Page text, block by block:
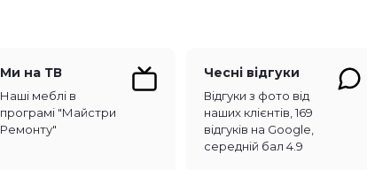
Ми на ТВ
Наші меблі в
програмі "Майстри
Ремонту"
Чесні відгуки
Відгуки з фото від
наших клієнтів, 169
відгуків на Google,
середній бал 4.9